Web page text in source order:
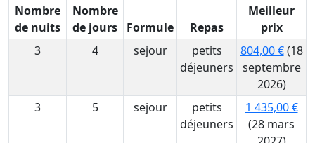
Nombre
de nuits
Nombre
de jours
Formule Repas
Meilleur
prix
3
4 sejour
petits
déjeuners
804,00 €(18
septembre
2026)
3
5 sejour
petits
déjeuners
1 435,00 €
(28 mars